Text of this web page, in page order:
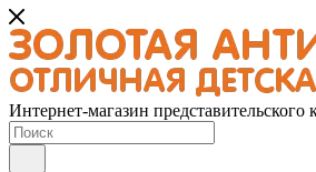
Интернет-магазин представительского